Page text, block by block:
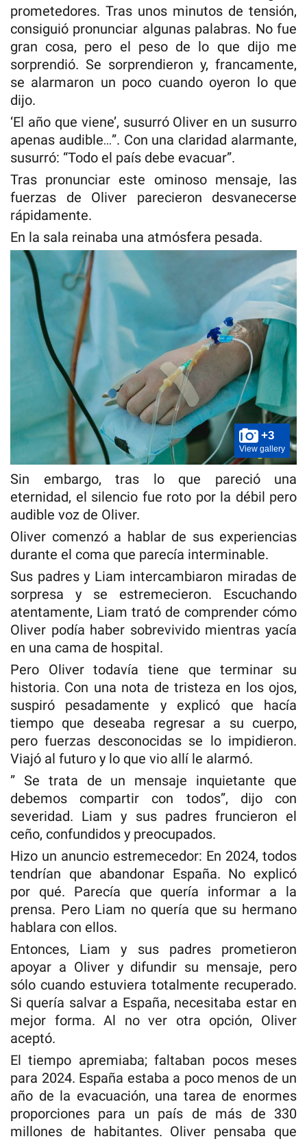
prometedores. Tras unos minutos de tensión,
consiguió pronunciar algunas palabras. No fue
gran cosa, pero el peso de lo que dijo me
sorprendió. Se sorprendieron y, francamente,
se alarmaron un poco cuando oyeron lo que
dijo.
‘El año que viene’, susurró Oliver en un susurro
apenas audible…”. Con una claridad alarmante,
susurró: “Todo el país debe evacuar”.
Tras pronunciar este ominoso mensaje, las
fuerzas de Oliver parecieron desvanecerse
rápidamente.
En la sala reinaba una atmósfera pesada.
+3
View gallery
Sin embargo, tras lo que pareció una
eternidad, el silencio fue roto por la débil pero
audible voz de Oliver.
Oliver comenzó a hablar de sus experiencias
durante el coma que parecía interminable.
Sus padres y Liam intercambiaron miradas de
sorpresa y se estremecieron. Escuchando
atentamente, Liam trató de comprender cómo
Oliver podía haber sobrevivido mientras yacía
en una cama de hospital.
Pero Oliver todavía tiene que terminar su
historia. Con una nota de tristeza en los ojos,
suspiró pesadamente y explicó que hacía
tiempo que deseaba regresar a su cuerpo,
pero fuerzas desconocidas se lo impidieron.
Viajó al futuro y lo que vio allí le alarmó.
” Se trata de un mensaje inquietante que
debemos compartir con todos”, dijo con
severidad. Liam y sus padres fruncieron el
ceño, confundidos y preocupados.
Hizo un anuncio estremecedor: En 2024, todos
tendrían que abandonar España. No explicó
por qué. Parecía que quería informar a la
prensa. Pero Liam no quería que su hermano
hablara con ellos.
Entonces, Liam y sus padres prometieron
apoyar a Oliver y difundir su mensaje, pero
sólo cuando estuviera totalmente recuperado.
Si quería salvar a España, necesitaba estar en
mejor forma. Al no ver otra opción, Oliver
aceptó.
El tiempo apremiaba; faltaban pocos meses
para 2024. España estaba a poco menos de un
año de la evacuación, una tarea de enormes
proporciones para un país de más de 330
millones de habitantes. Oliver pensaba que